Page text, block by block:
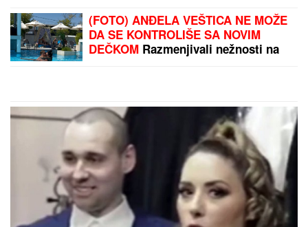
DEVOJČICA (14) PALA SA
KONJA U SURČINU! Hitno
prevezena u bolnicu
PREPORUKA ZA VAS